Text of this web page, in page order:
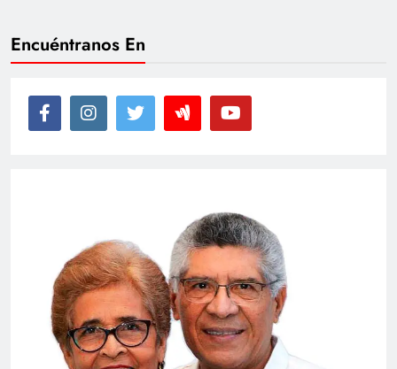
Encuéntranos En